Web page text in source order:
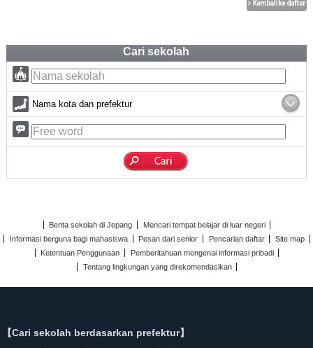
Cari sekolah
Nama kota dan prefektur
Berita sekolah di Jepang
Mencari tempat belajar di luar negeri
Informasi berguna bagi mahasiswa
Pesan dari senior Pencarian daftar
Site map
Ketentuan Penggunaan
Pemberitahuan mengenai informasi pribadi
Tentang lingkungan yang direkomendasikan
【Cari sekolah berdasarkan prefektur】